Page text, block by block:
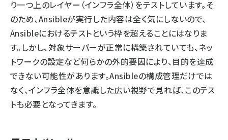
り一つ上のレイヤー（インフラ全体）をテストしています。そ
のため、Ansibleが実行した内容は全く気にしないので、
Ansibleにおけるテストという枠を超えることにはなりま
す。しかし、対象サーバーが正常に構築されていても、ネッ
トワークの設定など何らかの外的要因により、目的を達成
できない可能性があります。Ansibleの構成管理だけでは
なく、インフラ全体を意識した広い視野で見れば、このテス
トも必要となってきます。